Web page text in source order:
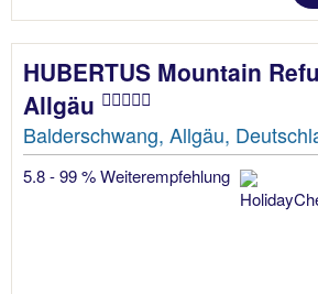
HUBERTUS Mountain
Allgäu
Balderschwang, Allgäu,
5.8 - 99 % Weiterempfehlung